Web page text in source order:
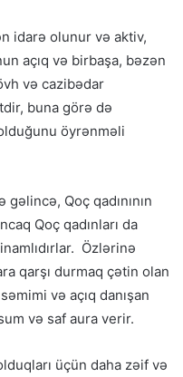
idarə olunur və aktiv,
açıq və birbaşa, bəzən
və cazibədar
buna görə də
öyrənməli
Qoç qadınının
Qoç qadınları da
Özlərinə
qarşı durmaq çətin olan
və açıq danışan
və saf aura verir.
üçün daha zəif və